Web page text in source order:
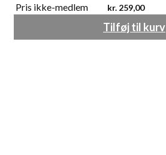
Pris ikke-medlem kr. 259,00
Tilføj til kurv